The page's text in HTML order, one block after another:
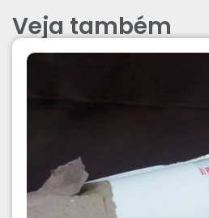
Veja também